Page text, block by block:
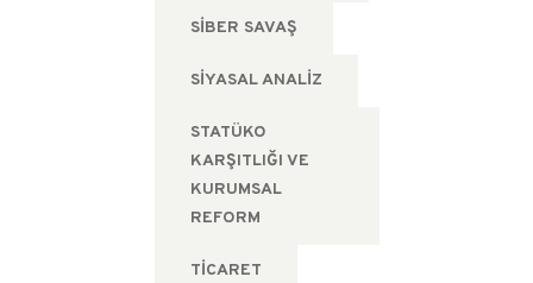
SIBER SAVAŞ
SIYASAL ANALIZ
STATÜKO
KARŞITLIĞI VE
KURUMSAL
REFORM
TICARET